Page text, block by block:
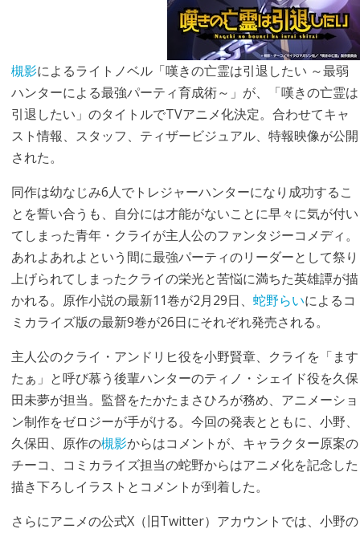
槻影によるライトノベル「嘆きの亡霊は引退したい ～最弱
ハンターによる最強パーティ育成術～」が、「嘆きの亡霊は
引退したい」のタイトルでTVアニメ化決定。合わせてキャ
スト情報、スタッフ、ティザービジュアル、特報映像が公開
された。
同作は幼なじみ6人でトレジャーハンターになり成功するこ
とを誓い合うも、自分には才能がないことに早々に気が付い
てしまった青年・クライが主人公のファンタジーコメディ。
あれよあれよという間に最強パーティのリーダーとして祭り
上げられてしまったクライの栄光と苦悩に満ちた英雄譚が描
かれる。原作小説の最新11巻が2月29日、 蛇野らいによるコ
ミカライズ版の最新9巻が26日にそれぞれ発売される。
主人公のクライ・アンドリヒ役を小野賢章、クライを「ます
たぁ」と呼び慕う後輩ハンターのティノ・シェイド役を久保
田未夢が担当。監督をたかたまさひろが務め、アニメーショ
ン制作をゼロジーが手がける。今回の発表とともに、小野、
久保田、原作の槻影からはコメントが、キャラクター原案の
チーコ、コミカライズ担当の蛇野からはアニメ化を記念した
描き下ろしイラストとコメントが到着した。
さらにアニメの公式X（旧Twitter）アカウントでは、小野の